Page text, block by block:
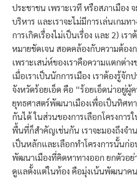
ประชาชน เพราะเวที หรือสภาเมือง
บริหาร และเราจะไม่มีการเล่นเกมท
การเกิดเรื่องไม่เป็นเรื่อง และ 2) เร
หมายชัดเจน สอดคล้องกับความต้อง
เพราะเสน่ห์ของเราคือความแตกต่า
เมื่อเราเป็นนักการเมือง เราต้องรู้จั
จังหวัดร้อยเอ็ด คือ “ร้อยเอ็ดน่าอยู่ผู้
ยุทธศาสตร์พัฒนาเมืองเพื่อเป็นทิศท
กันได้ ในส่วนของการเลือกโครงกา
พื้นที่ก็สำคัญเช่นกัน เราจะมองถึงจำ
เป็นหลักและเลือกทำโครงการนั้นก่อ
พัฒนาเมืองที่คิดหาทางออก ยกตัวอย่
ดูแลตั้งแต่ในท้อง คือมุ่งเน้นพัฒนาค